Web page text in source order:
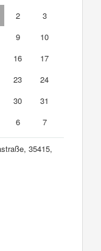
2
3
9
10
16
17
23
24
30
31
6 7
35415,